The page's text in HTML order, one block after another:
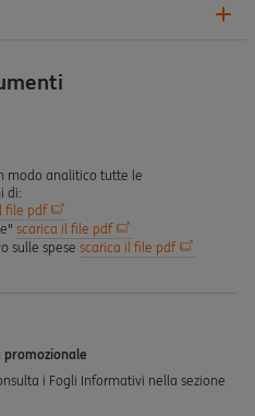
modo analitico tutte le
di:
file pdf
scarica il file pdf
sulle spese scarica il file pdf
i Fogli Informativi nella sezione